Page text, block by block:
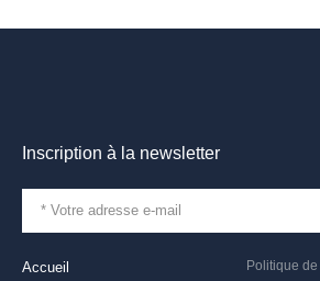
Politique
Accueil
Inscription à la newsletter